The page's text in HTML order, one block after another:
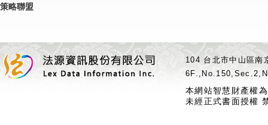
策略聯盟
104 台北市中山區
本網站智慧財產權
未經正式書面授權